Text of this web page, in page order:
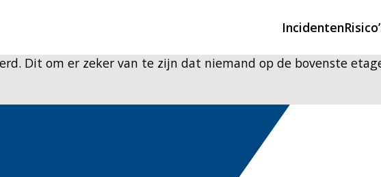
Incidenten
Hulpdiensten nodig?
CIN-meldingen
Dit om er zeker van te zijn dat niemand op de bovenste